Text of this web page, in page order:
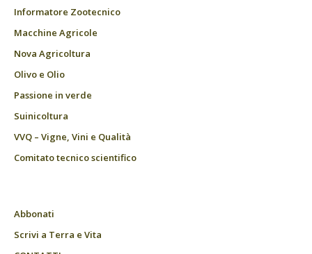
Informatore Zootecnico
Macchine Agricole
Nova Agricoltura
Olivo e Olio
Passione in verde
Suinicoltura
VVQ – Vigne, Vini e Qualità
Comitato tecnico scientifico
Abbonati
Scrivi a Terra e Vita